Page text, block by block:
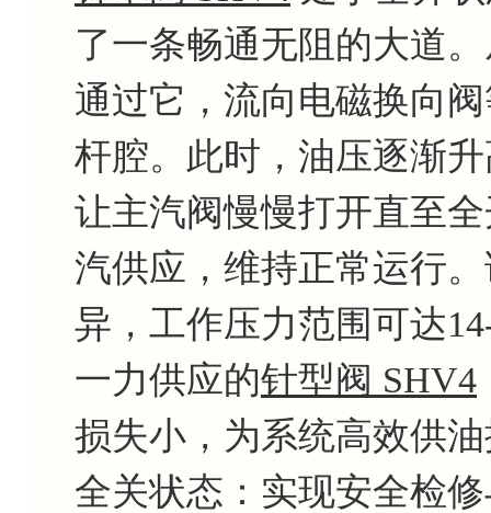
了一条畅通无阻的大道
通过它，流向电磁换向
杆腔。此时，油压逐渐
让主汽阀慢慢打开直至
汽供应，维持正常运行
异，工作压力范围可达
一力供应的针型阀 SHV4
损失小，为系统高效供
全关状态：实现安全检